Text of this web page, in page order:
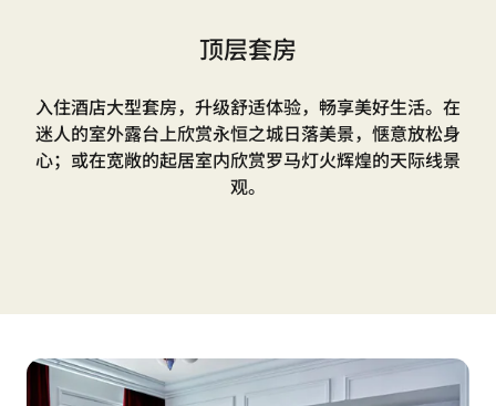
顶层套房
入住酒店大型套房，升级舒适体验，畅享美好生活。在
迷人的室外露台上欣赏永恒之城日落美景，惬意放松身
心；或在宽敞的起居室内欣赏罗马灯火辉煌的天际线景
观。